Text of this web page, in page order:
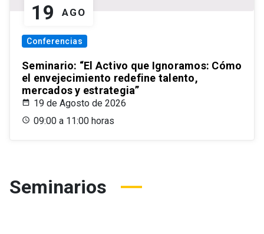
19 AGO
Conferencias
Seminario: “El Activo que Ignoramos: Cómo
el envejecimiento redefine talento,
mercados y estrategia”
19 de Agosto de 2026
09:00 a 11:00 horas
Seminarios